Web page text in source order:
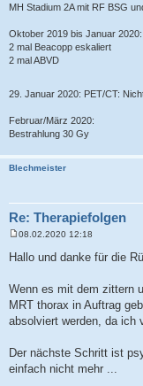
MH Stadium 2A mit RF BSG
Oktober 2019 bis Januar 2020:
2 mal Beacopp eskaliert
2 mal ABVD
29. Januar 2020: PET/CT:
Februar/März 2020:
Bestrahlung 30 Gy
Blechmeister
Re: Therapiefolgen
e
i
r
a
g
08.02.2020 12:18
Hallo und danke für die
Wenn es mit dem zittern
MRT thorax in Auftrag
absolviert werden, da ich
Der nächste Schritt ist
einfach nicht mehr ...